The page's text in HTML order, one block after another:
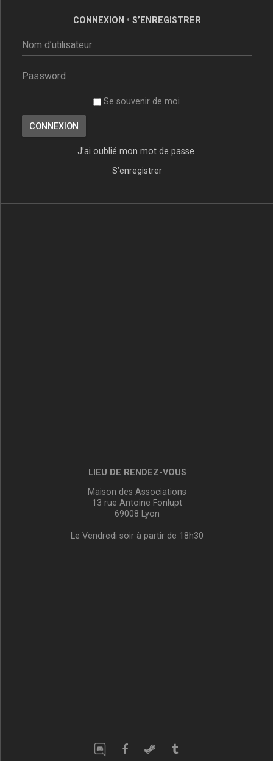
CONNEXION • S’ENREGISTRER
Se souvenir de moi
J’ai oublié mon mot de passe
S’enregistrer
LIEU DE RENDEZ-VOUS
Maison des Associations
13 rue Antoine Fonlupt
69008 Lyon
Le Vendredi soir à partir de 18h30